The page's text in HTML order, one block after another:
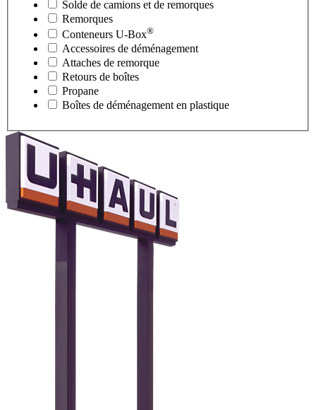
Solde de camions et de remorques
Remorques
Conteneurs U-Box®
Accessoires de déménagement
Attaches de remorque
Retours de boîtes
Propane
Boîtes de déménagement en plastique